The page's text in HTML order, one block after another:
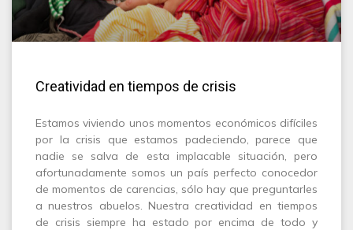
Creatividad en tiempos de crisis
Estamos viviendo unos momentos económicos difíciles
por la crisis que estamos padeciendo, parece que
nadie se salva de esta implacable situación, pero
afortunadamente somos un país perfecto conocedor
de momentos de carencias, sólo hay que preguntarles
a nuestros abuelos. Nuestra creatividad en tiempos
de crisis siempre ha estado por encima de todo y